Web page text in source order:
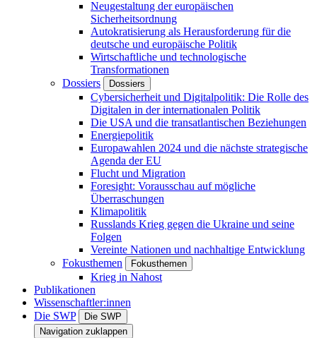
Neugestaltung der europäischen
Sicherheitsordnung
Autokratisierung als Herausforderung für die
deutsche und europäische Politik
Wirtschaftliche und technologische
Transformationen
Dossiers
Dossiers
Cybersicherheit und Digitalpolitik: Die Rolle des
Digitalen in der internationalen Politik
Die USA und die transatlantischen Beziehungen
Energiepolitik
Europawahlen 2024 und die nächste strategische
Agenda der EU
Flucht und Migration
Foresight: Vorausschau auf mögliche
Überraschungen
Klimapolitik
Russlands Krieg gegen die Ukraine und seine
Folgen
Vereinte Nationen und nachhaltige Entwicklung
Fokusthemen
Fokusthemen
Krieg in Nahost
Publikationen
Wissenschaftler:innen
Die SWP
Die SWP
Navigation zuklappen